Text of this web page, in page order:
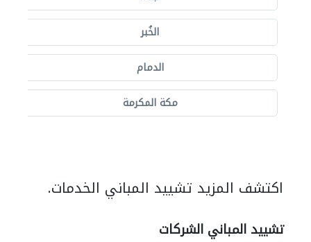
الخُبر
الدمام
مكة المكرمة
اكتشف المزيد تشييد المباني الخدمات.
تشييد المباني الشركات